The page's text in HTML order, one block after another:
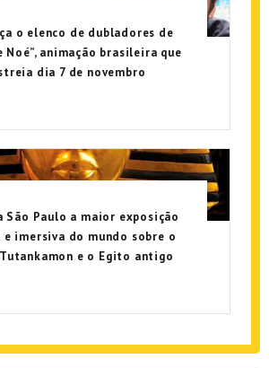
o elenco de dubladores de
Noé”, animação brasileira que
dia 7 de novembro
São Paulo a maior exposição
imersiva do mundo sobre o
e o Egito antigo